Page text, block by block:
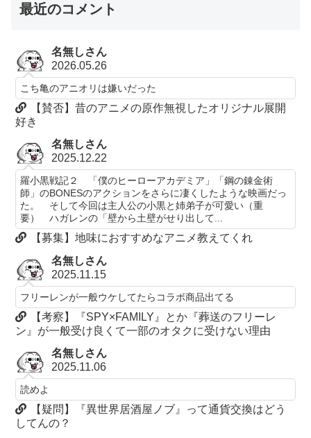
最近のコメント
名無しさん
2026.05.26
こち亀のアニオリは嫌いだった
【賛否】昔のアニメの原作無視したオリジナル展開
好き
名無しさん
2025.12.22
羅小黒戦記２ 「僕のヒーローアカデミア」「鋼の錬金術
師」のBONESのアクションをさらに凄くしたような映画だっ
た。 そして今回は主人公の小黒と姉弟子が可愛い（重
要） ハガレンの「壁から土壁がせり出して...
【募集】地味におすすめなアニメ教えてくれ
名無しさん
2025.11.15
フリーレンが一般ウケしてたらコラボ商品出てる
【考察】『SPY×FAMILY』とか『葬送のフリーレ
ン』が一般受け良くて一部のオタクに受けない理由
名無しさん
2025.11.06
読めよ
【疑問】『異世界居酒屋ノブ』って通貨交換はどう
してんの？